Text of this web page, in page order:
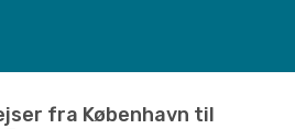
fra København til